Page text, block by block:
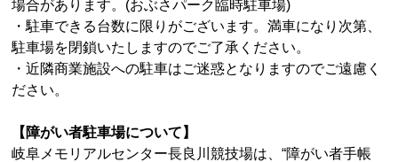
場合があります。(おぶさパーク臨時駐車場)
・駐車できる台数に限りがございます。満車になり次第、
駐車場を閉鎖いたしますのでご了承ください。
・近隣商業施設への駐車はご迷惑となりますのでご遠慮く
ださい。
【障がい者駐車場について】
岐阜メモリアルセンター長良川競技場は、“障がい者手帳